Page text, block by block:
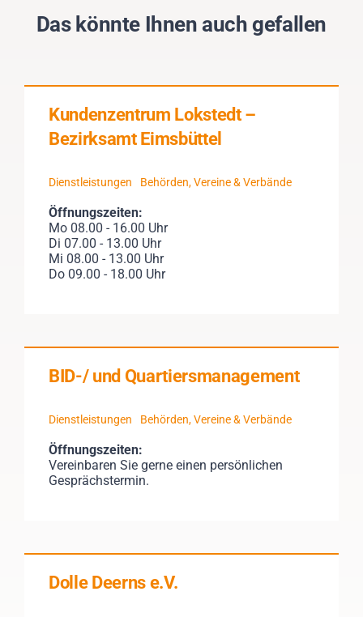
Das könnte Ihnen auch gefallen
Kundenzentrum Lokstedt –
Bezirksamt Eimsbüttel
Dienstleistungen Behörden, Vereine & Verbände
Öffnungszeiten:
Mo 08.00 - 16.00 Uhr
Di 07.00 - 13.00 Uhr
Mi 08.00 - 13.00 Uhr
Do 09.00 - 18.00 Uhr
BID-/ und Quartiersmanagement
Dienstleistungen Behörden, Vereine & Verbände
Öffnungszeiten:
Vereinbaren Sie gerne einen persönlichen
Gesprächstermin.
Dolle Deerns e.V.